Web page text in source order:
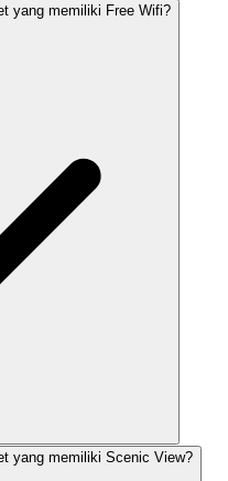
yang memiliki Free Wifi?
yang memiliki Scenic View?